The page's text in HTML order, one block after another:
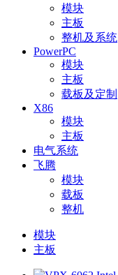
模块
主板
整机及系统
PowerPC
模块
主板
载板及定制
X86
模块
主板
电气系统
飞腾
模块
载板
整机
模块
主板